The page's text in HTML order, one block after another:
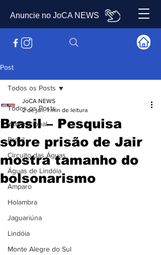
Anuncie no JoCA NEWS
Post
Todos os Posts
Internacional
Brasil
Circuito das Águas
Águas de Lindóia
Amparo
Holambra
Jaguariúna
Lindóia
Monte Alegre do Sul
Todos os Posts
Brasil – Pesquisa
sobre prisão de Jair
mostra tamanho do
bolsonarismo
JoCA NEWS
2 de jan. 1 min de leitura